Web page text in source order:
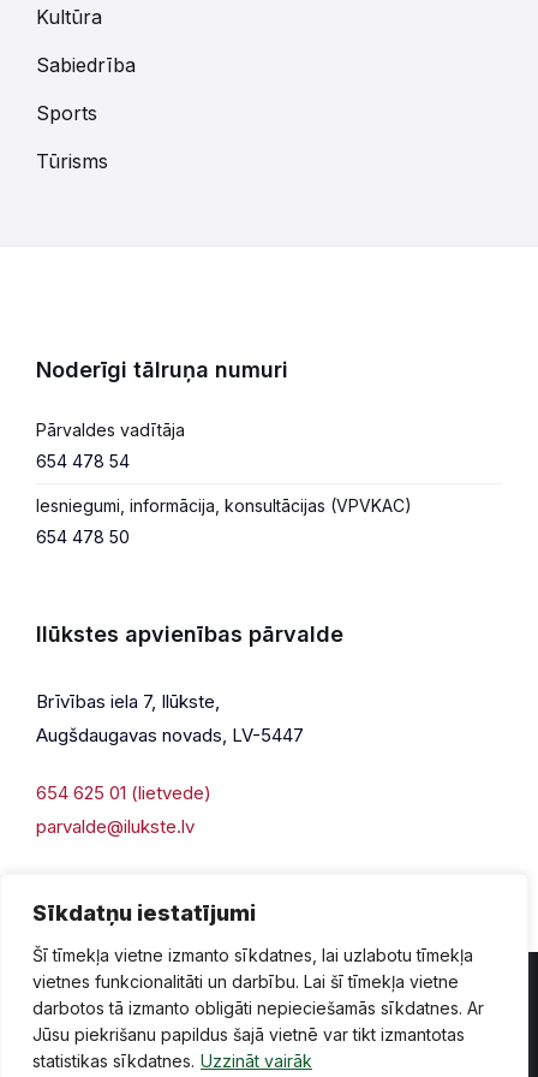
Sīkdatņu iestatījumi
Šī tīmekļa vietne izmanto sīkdatnes, lai uzlabotu tīmekļa
vietnes funkcionalitāti un darbību. Lai šī tīmekļa vietne
darbotos tā izmanto obligāti nepieciešamās sīkdatnes. Ar
Jūsu piekrišanu papildus šajā vietnē var tikt izmantotas
statistikas sīkdatnes. Uzzināt vairāk
Kultūra
Sabiedrība
Sports
Tūrisms
Noderīgi tālruņa numuri
Pārvaldes vadītāja
654 478 54
Iesniegumi, informācija, konsultācijas (VPVKAC)
654 478 50
Ilūkstes apvienības pārvalde
Brīvības iela 7, Ilūkste,
Augšdaugavas novads, LV-5447
654 625 01 (lietvede)
parvalde@ilukste.lv
Privātuma politika Piekļūstamība
Lapas karte